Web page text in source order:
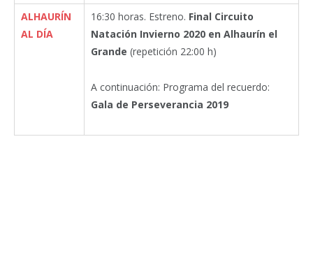
ALHAURÍN
AL DÍA
16:30 horas. Estreno. Final Circuito
Natación Invierno 2020 en Alhaurín el
Grande (repetición 22:00 h)
A continuación: Programa del recuerdo:
Gala de Perseverancia 2019